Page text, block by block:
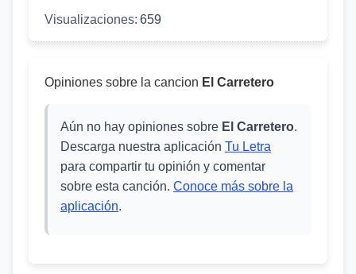
Visualizaciones: 659
Opiniones sobre la cancion El Carretero
Aún no hay opiniones sobre El Carretero.
Descarga nuestra aplicación Tu Letra
para compartir tu opinión y comentar
sobre esta canción. Conoce más sobre la
aplicación.